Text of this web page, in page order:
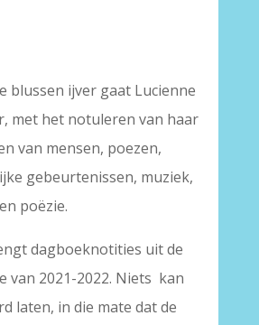
blussen ijver gaat Lucienne
met het notuleren van haar
van mensen, poezen,
gebeurtenissen, muziek,
poëzie.
dagboeknotities uit de
van 2021-2022. Niets kan
laten, in die mate dat de